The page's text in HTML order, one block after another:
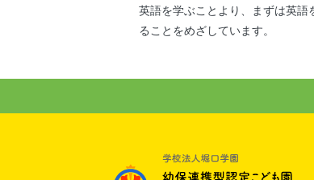
英語を学ぶことより、まずは英語
ることをめざしています。